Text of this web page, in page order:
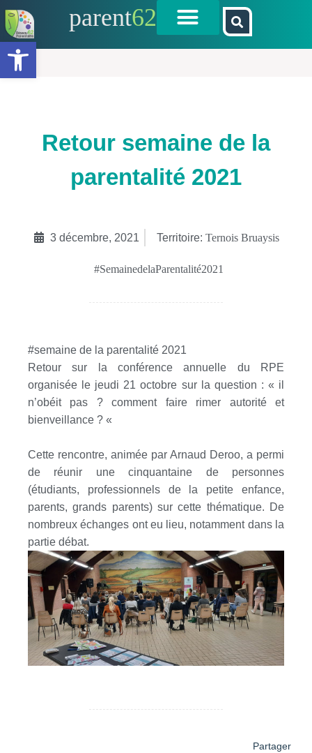
Ouvrir la barre d’outils
parent62
Retour semaine de la
parentalité 2021
3 décembre, 2021 Territoire: Ternois Bruaysis
#SemainedelaParentalité2021
#semaine de la parentalité 2021
Retour sur la conférence annuelle du RPE
organisée le jeudi 21 octobre sur la question : « il
n’obéit pas ? comment fairerimer autorité et
bienveillance ? «
Cette rencontre, animée par Arnaud Deroo, a permi
de réunir une cinquantaine de personnes
(étudiants, professionnels de la petite enfance,
parents, grands parents) sur cette thématique. De
nombreux échanges ont eu lieu, notamment dans la
partie débat.
Partager